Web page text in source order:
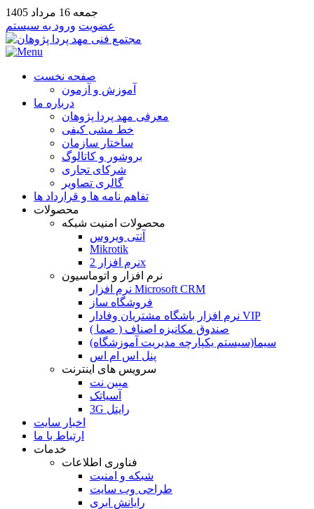
جمعه 16 مرداد 1405
عضویت ورود به سیستم
صفحه نخست
آموزش و آزمون
درباره ما
معرفی مهد پردا پژوهان
خط مشی کیفی
ساختار سازمان
بروشور و کاتالوگ
شرکای تجاری
گالری تصاویر
تفاهم نامه ها و قرارداد ها
محصولات
محصولات امنیت شبکه
آنتی ویروس
Mikrotik
نرم افزار 2x
نرم افزار و اتوماسیون
نرم افزار Microsoft CRM
فروشگاه ساز
نرم افزار باشگاه مشتریان وفادار VIP
صندوق مکانیزه اصناف ( صما )
سیما(سیستم یکپارچه مدیریت آموزشگاه)
پنل اس ام اس
سرویس های اینترنت
مبین نت
آسیاتک
3G رایتل
اخبار سایت
ارتباط با ما
خدمات
فناوری اطلاعات
شبکه و امنیت
طراحی وب سایت
رایانش ابری